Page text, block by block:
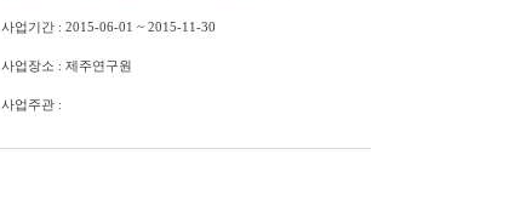
사업기간 : 2015-06-01 ~ 2015-11-30
사업장소 : 제주연구원
사업주관 :